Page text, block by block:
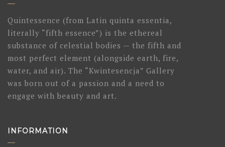
Quintessence (from Latin quinta essentia,
literally “fifth essence”) is the ethereal
substance of celestial bodies — the fifth and
most perfect element (alongside earth, fire,
water, and air). The “Kwintesencja” Gallery
was born out of a passion and a need to
engage with beauty and art.
INFORMATION